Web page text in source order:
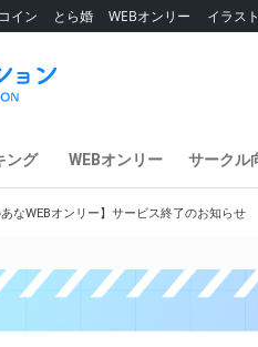
イン とら婚 WEBオンリー イラス
ング WEBオンリー サークル
あなWEBオンリー】サービス終了のお知らせ